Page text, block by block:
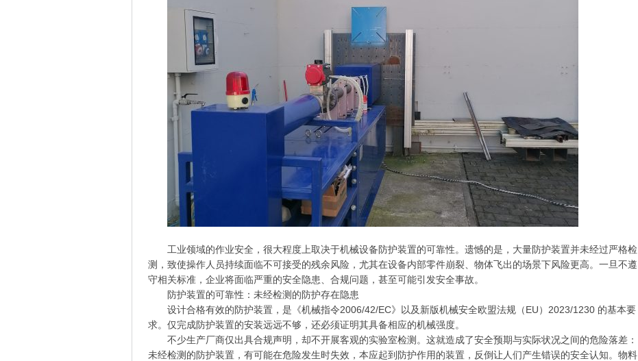
工业领域的作业安全，很大程度上取决于机械设备防护装置的可靠性。遗憾的是，大量防护装置并未经过严格检
测，致使操作人员持续面临不可接受的残余风险，尤其在设备内部零件崩裂、物体飞出的场景下风险更高。一旦不遵
守相关标准，企业将面临严重的安全隐患、合规问题，甚至可能引发安全事故。
防护装置的可靠性：未经检测的防护存在隐患
设计合格有效的防护装置，是《机械指令2006/42/EC》以及新版机械安全欧盟法规（EU）2023/1230 的基本要
求。仅完成防护装置的安装远远不够，还必须证明其具备相应的机械强度。
不少生产厂商仅出具合规声明，却不开展客观的实验室检测。这就造成了安全预期与实际状况之间的危险落差：
未经检测的防护装置，有可能在危险发生时失效，本应起到防护作用的装置，反倒让人们产生错误的安全认知。物料